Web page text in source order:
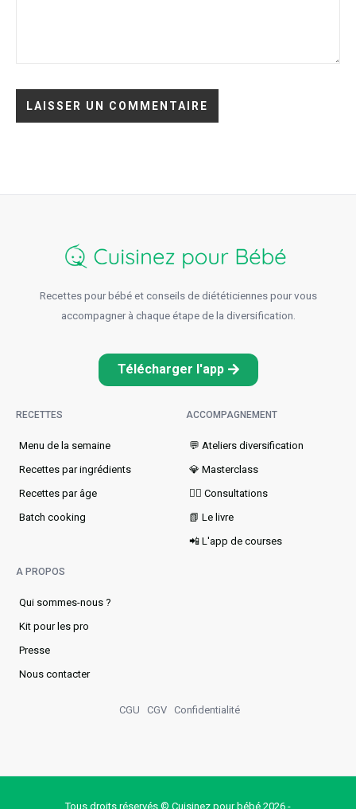
Recettes pour bébé et conseils de diététiciennes pour vous
accompagner à chaque étape de la diversification.
Télécharger l'app
RECETTES
Menu de la semaine​
Recettes par ingrédients
Recettes par âge
Batch cooking
ACCOMPAGNEMENT
💬 Ateliers diversification
💎 Masterclass
👩‍⚕️ Consultations
📗 Le livre
📲 L'app de courses
A PROPOS
Qui sommes-nous ?
Kit pour les pro
Presse
Nous contacter
CGU CGV Confidentialité
Tous droits réservés © Cuisinez pour bébé 2026 -